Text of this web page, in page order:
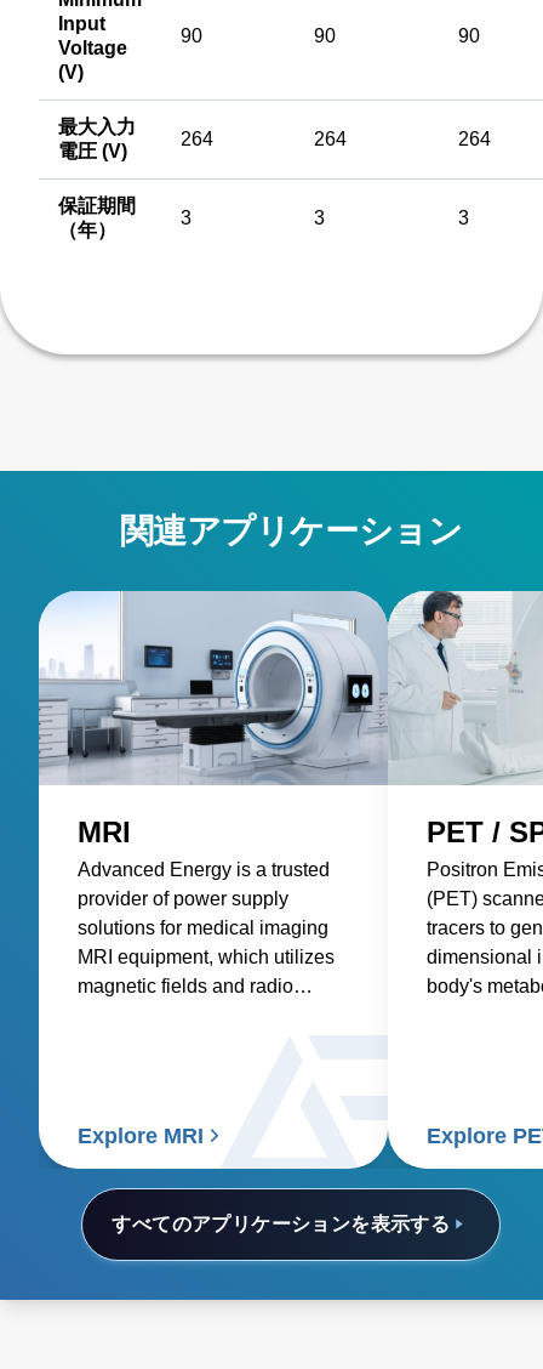
Input
Voltage
(V)
90 90 90
最大入力
電圧 (V)
264 264 264
保証期間
（年）
3 3 3
関連アプリケーション
すべてのアプリケーションを表示する
MRI
Advanced Energy is a trusted
provider of power supply
solutions for medical imaging
MRI equipment, which utilizes
magnetic fields and radio
Explore MRI
PET /
Positron
(PET)
tracers to
dimensional
body's
Explore